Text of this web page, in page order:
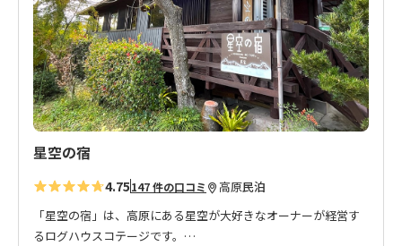
に
追
加
星空の宿
4.75147 件の口コミ 高原民泊
「星空の宿」は、高原にある星空が大好きなオーナーが経営す
るログハウスコテージです。